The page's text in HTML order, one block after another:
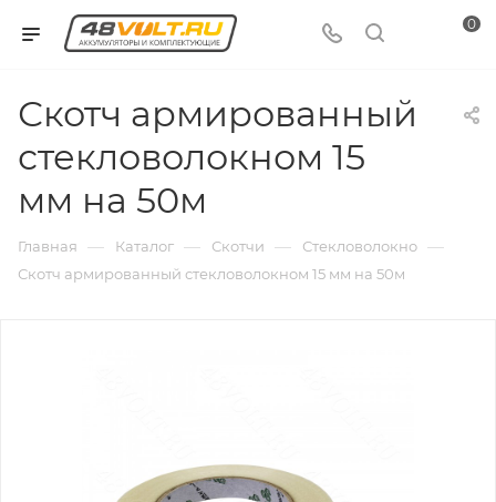
0
Скотч армированный
стекловолокном 15
мм на 50м
Главная — Каталог — Скотчи — Стекловолокно —
Скотч армированный стекловолокном 15 мм на 50м